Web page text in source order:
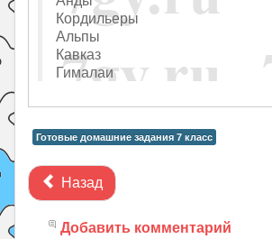
Кордильеры
Альпы
Кавказ
Гималаи
Готовые домашние задания 7 класс
Назад
Добавить комментарий